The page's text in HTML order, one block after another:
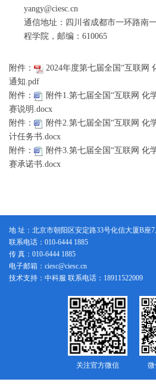
yangy@ciesc.cn
通信地址：四川省成都市一环路南
程学院，邮编：610065
附件：
2024年度第七届全国“互联网
通知.pdf
附件：
附件1.第七届全国“互联网 化
赛说明.docx
附件：
附件2.第七届全国“互联网 化
计任务书.docx
附件：
附件3.第七届全国“互联网 化
赛承诺书.docx
地 址：北京市朝阳区安定路33号化信大厦B座7
联系电话：010-6444 1885
传 真：010-6444 1885
电子邮箱：ciesc@ciesc.cn
技术支持：中科服 联系电话：18911522009
关注官方微信 微